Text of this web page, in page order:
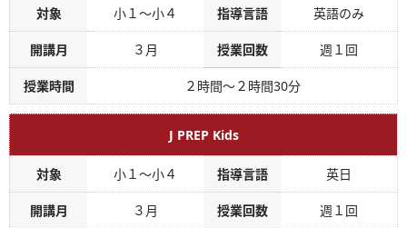
対象 小１～小４ 指導言語 英語のみ
開講月 ３月 授業回数 週１回
授業時間 ２時間～２時間30分
J PREP Kids
対象 小１～小４ 指導言語 英日
開講月 ３月 授業回数 週１回